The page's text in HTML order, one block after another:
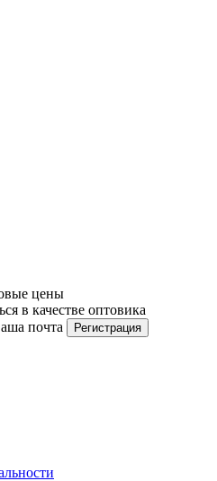
цены
в качестве оптовика
почта
Регистрация